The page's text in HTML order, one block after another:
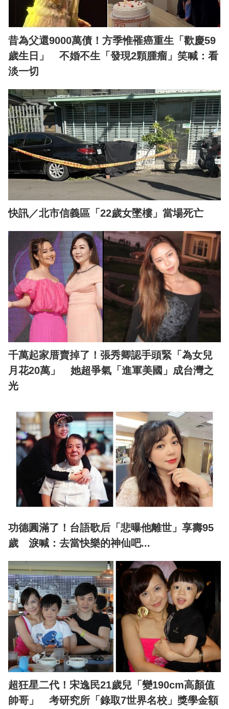
昔為父還9000萬債！方季惟罹癌重生「歡慶59
歲生日」 不婚不生「發現2顆腫瘤」笑喊：看
淡一切
快訊／北市信義區「22歲女墜樓」當場死亡
千萬起家厝賣掉了！張秀卿認手頭緊「為女兒
月花20萬」 她超爭氣「進軍美國」成台灣之
光
功德圓滿了！台語歌后「悲曝他離世」享壽95
歲 淚喊：去當快樂的神仙吧...
超狂星二代！宋逸民21歲兒「變190cm高顏值
帥哥」 考研究所「錄取7世界名校」獎學金額